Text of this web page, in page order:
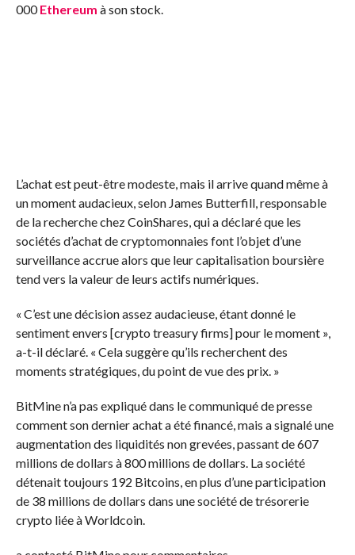
000Ethereum à son stock.
L’achat est peut-être modeste, mais il arrive quand même à
un moment audacieux, selon James Butterfill, responsable
de la recherche chez CoinShares, qui a déclaréque les
sociétés d’achat de cryptomonnaies font l’objet d’une
surveillance accrue alors que leur capitalisation boursière
tend vers la valeur de leurs actifs numériques.
« C’est une décision assez audacieuse, étant donné le
sentiment envers [crypto treasury firms] pour le moment »,
a-t-il déclaré. « Cela suggère qu’ils recherchent des
moments stratégiques, du point de vue des prix. »
BitMine n’a pas expliqué dans le communiqué de presse
comment son dernier achat a été financé, mais a signalé une
augmentation des liquidités non grevées, passant de 607
millions de dollars à 800 millions de dollars. La société
détenait toujours 192 Bitcoins, en plus d’une participation
de 38 millions de dollars dans une société de trésorerie
crypto liée à Worldcoin.